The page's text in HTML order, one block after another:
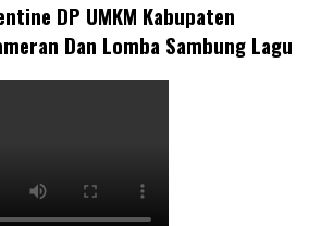
DP UMKM Kabupaten
Dan Lomba Sambung Lagu